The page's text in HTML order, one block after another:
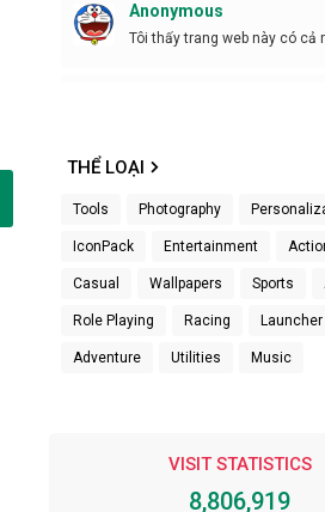
Anonymous
Tôi thấy trang web này có cả
Anonymous
Bro tht sự kiên trì")
Kiêng trì z
Anonymous
Đã tải lên rồi làm các bước thì
THỂ LOẠI
Tools Photography
IconPack Entertainment
Casual Wallpapers Sports
Role Playing Racing Launcher
Adventure Utilities Music
VISIT STATISTICS
8,806,919